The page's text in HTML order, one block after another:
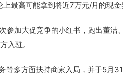
最高可能拿到将近7万元/月的现金
参加大促竞争的小红书，跑出董洁
入驻。
等多方面扶持商家入局，并于5月